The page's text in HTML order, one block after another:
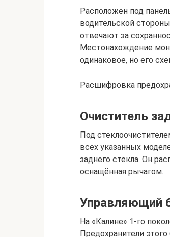
Расположен под
водительской
отвечают за
Местонахождение
одинаковое, но его
Расшифровка
Очиститель
Под
всех указанных
заднего стекла. Он
оснащённая рычагом.
Управляющий
На «Калине» 1-го
Предохранители